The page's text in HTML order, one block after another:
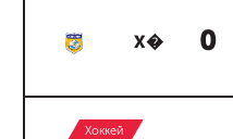
Х� 0
Хоккей